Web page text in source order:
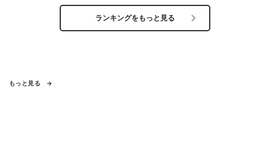
ランキングをもっと見る
もっと見る